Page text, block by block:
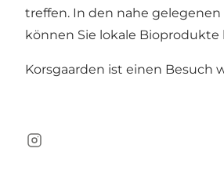
treffen. In den nahe gelegenen
können Sie lokale Bioprodukte
Korsgaarden ist einen Besuch
Instagram